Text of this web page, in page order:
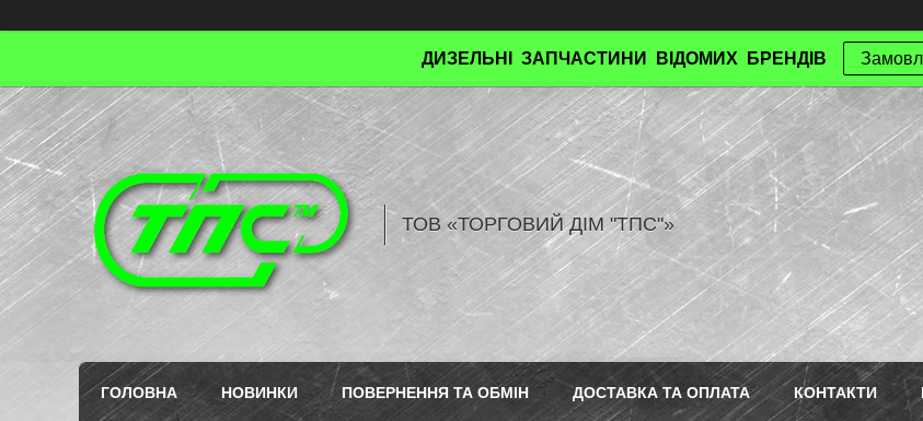
ДИЗЕЛЬНІ ЗАПЧАСТИНИ ВІДОМИХ БРЕНДІВ
ТОВ «ТОРГОВИЙ ДІМ "ТПС"»
ГОЛОВНА НОВИНКИ ПОВЕРНЕННЯ ТА ОБМІН ДОСТАВКА ТА ОПЛАТА КОНТАКТИ